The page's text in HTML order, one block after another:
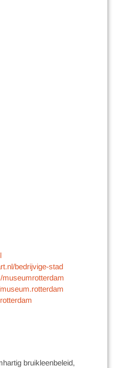
bedrijvige-stad
bruikleenbeleid,